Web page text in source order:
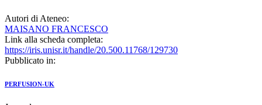
Autori di Ateneo:
MAISANO FRANCESCO
Link alla scheda completa:
https://iris.unisr.it/handle/20.500.11768/129730
Pubblicato in:
PERFUSION-UK